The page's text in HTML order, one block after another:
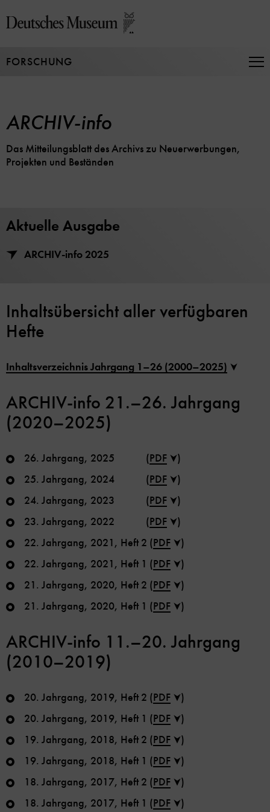
zum
FORSCHUNG
ARCHIV-info
Das Mitteilungsblatt des Archivs zu Neuerwerbungen,
Projekten und Beständen
Aktuelle Ausgabe
ARCHIV-info 2025
Inhaltsübersicht aller verfügbaren
Hefte
Inhaltsverzeichnis Jahrgang 1–26 (2000–2025)
ARCHIV-info 21.–26. Jahrgang
(2020–2025)
26. Jahrgang, 2025 (PDF
)
25. Jahrgang, 2024 (PDF
)
24. Jahrgang, 2023 (PDF
)
23. Jahrgang, 2022 (PDF
)
22. Jahrgang, 2021, Heft 2 (PDF
)
22. Jahrgang, 2021, Heft 1 (PDF
)
21. Jahrgang, 2020, Heft 2 (PDF
)
21. Jahrgang, 2020, Heft 1 (PDF )
ARCHIV-info 11.–20. Jahrgang
(2010–2019)
20. Jahrgang, 2019, Heft 2 (PDF
)
20. Jahrgang, 2019, Heft 1 (PDF
)
19. Jahrgang, 2018, Heft 2 (PDF
)
19. Jahrgang, 2018, Heft 1 (PDF
)
18. Jahrgang, 2017, Heft 2 (PDF
)
18. Jahrgang, 2017, Heft 1 (PDF
)